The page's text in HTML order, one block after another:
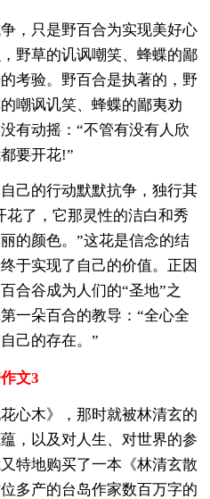
，只是野百合为实现美好心
野草的讥讽嘲笑、蜂蝶的鄙
考验。野百合是执著的，野
嘲讽讥笑、蜂蝶的鄙夷劝
有动摇：“不管有没有人欣
要开花!”
己的行动默默抗争，独行其
花了，它那灵性的洁白和秀
的颜色。”这花是信念的结
于实现了自己的价值。正因
合谷成为人们的“圣地”之
一朵百合的教导：“全心全
己的存在。”
文3
心木》，那时就被林清玄的
，以及对人生、对世界的参
特地购买了一本《林清玄散
多产的台岛作家数百万字的